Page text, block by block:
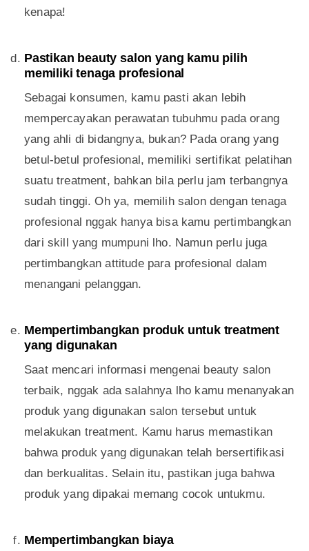
kenapa!
Pastikan beauty salon yang kamu pilih
memiliki tenaga profesional
Sebagai konsumen, kamu pasti akan lebih
mempercayakan perawatan tubuhmu pada orang
yang ahli di bidangnya, bukan? Pada orang yang
betul-betul profesional, memiliki sertifikat pelatihan
suatu treatment, bahkan bila perlu jam terbangnya
sudah tinggi. Oh ya, memilih salon dengan tenaga
profesional nggak hanya bisa kamu pertimbangkan
dari skill yang mumpuni lho. Namun perlu juga
pertimbangkan attitude para profesional dalam
menangani pelanggan.
Mempertimbangkan produk untuk treatment
yang digunakan
Saat mencari informasi mengenai beauty salon
terbaik, nggak ada salahnya lho kamu menanyakan
produk yang digunakan salon tersebut untuk
melakukan treatment. Kamu harus memastikan
bahwa produk yang digunakan telah bersertifikasi
dan berkualitas. Selain itu, pastikan juga bahwa
produk yang dipakai memang cocok untukmu.
Mempertimbangkan biaya